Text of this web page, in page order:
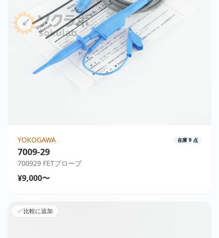
YOKOGAWA 在庫 9 点
7009-29
700929 FETプローブ
¥9,000〜
比較に追加